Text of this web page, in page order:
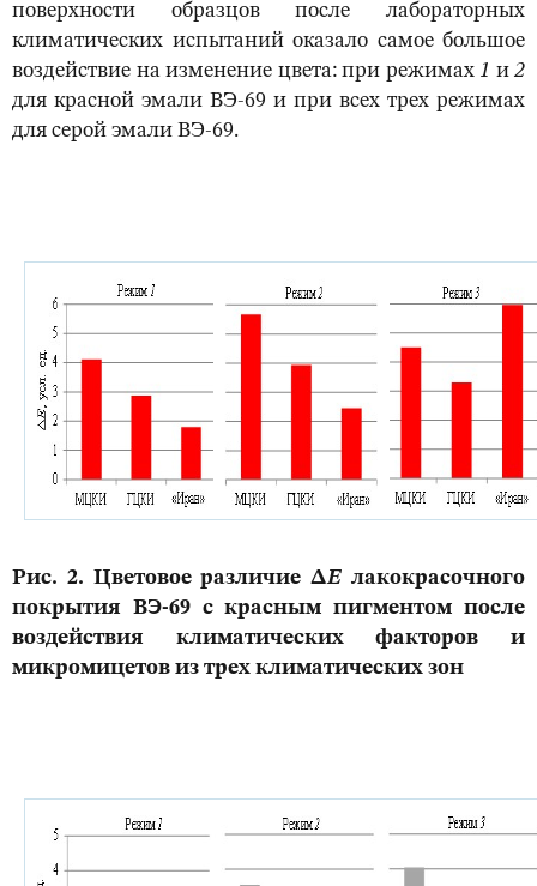
поверхности образцов после лабораторных
климатических испытаний оказало самое большое
воздействие на изменение цвета: при режимах 1 и 2
для красной эмали ВЭ-69 и при всех трех режимах
для серой эмали ВЭ-69.
Рис. 2. Цветовое различие ΔΕ лакокрасочного
покрытия ВЭ-69 с красным пигментом после
воздействия климатических факторов и
микромицетов из трех климатических зон